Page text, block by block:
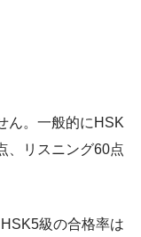
ん。一般的にHSK
、リスニング60点
級の合格率は